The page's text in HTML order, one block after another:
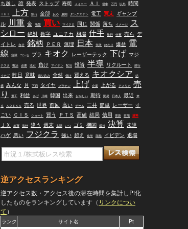
ち越し
誰 発表 ストップ 寿司 メイコー ＡＩ 場中 万円 以外 時間
ＩＨＩ 上方 割れ 全部 反応 展開 タングステン 電工 買え
ギャンブ
ル
川重 金 地盤 買い マイクロ 同じ 関係 落ち イメージ
ス
シロー 絶対 数字 ユニチカ 相場 仕手 旅行 仕事 売ら デ
イトレ
自社 銘柄 ＰＥＲ 無理 日本 失敗 終わり 爆益
電
線
急騰 コンセ プラ キオク レーザーテック 下げ マジ
テスタ 復活 必要 流石 負け マイテン 配当 投資 半導 リクルート 銀行
イナゴ 昨日 意味 織り込み 全然 儲け 買える キオクシア 結
構 みんな 月 下痢 タイヤ プラテン 上げ 企業 上がる アメリカ
売
り
重工 利益 あげ 川崎 韓国 出来 おかしい 期待 開発 日本人 最近 来
る ＡＤＥＫＡ 売る 世界 前回 高い ゲーム 三井 簡単 レーザー す
ごい
ＣＩＳ ショート 買う ＰＴＳ 高値 結局 信用 更新 前場 材料
ＪＸ 株買 海外 違う 週末 太陽 いつ ゴミ 機関 最後 決算 未達
ハゲ 悪い フジクラ 強い 超え 化学 商船 イビデン 退場
逆アクセスランキング
逆アクセス数・アクセス後の滞在時間を集計しPt化
したものをランキングしています（ リンクについ
て）
ランク サイト名 Pt